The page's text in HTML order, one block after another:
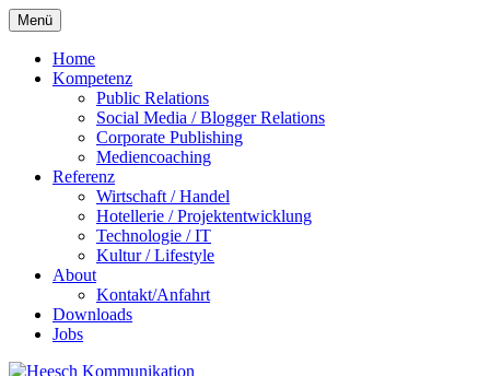
Menü Zum
Inhalt
springen
Home
Kompetenz
Public Relations
Social Media / Blogger Relations
Corporate Publishing
Mediencoaching
Referenz
Wirtschaft / Handel
Hotellerie / Projektentwicklung
Technologie / IT
Kultur / Lifestyle
About
Kontakt/Anfahrt
Downloads
Jobs